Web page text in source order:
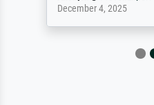
December 4, 2025